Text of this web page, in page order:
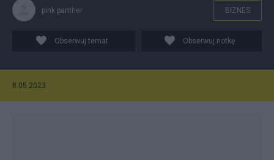
pink panther BIZNES
Obserwuj temat Obserwuj notkę
8.05.2023